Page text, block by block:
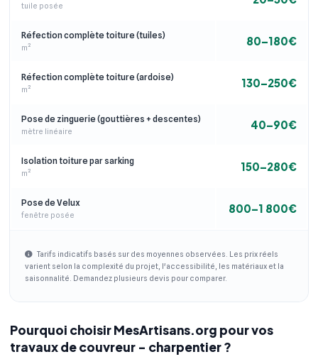
tuile posée
Réfection complète toiture (tuiles)
m² 80–180€
Réfection complète toiture (ardoise)
m² 130–250€
Pose de zinguerie (gouttières + descentes)
mètre linéaire 40–90€
Isolation toiture par sarking
m² 150–280€
Pose de Velux
fenêtre posée 800–1 800€
Tarifs indicatifs basés sur des moyennes observées. Les prix réels
varient selon la complexité du projet, l'accessibilité, les matériaux et la
saisonnalité. Demandez plusieurs devis pour comparer.
Pourquoi choisir MesArtisans.org pour vos
travaux de couvreur - charpentier ?